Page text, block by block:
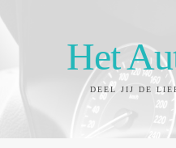
Het
DEEL JIJ DE